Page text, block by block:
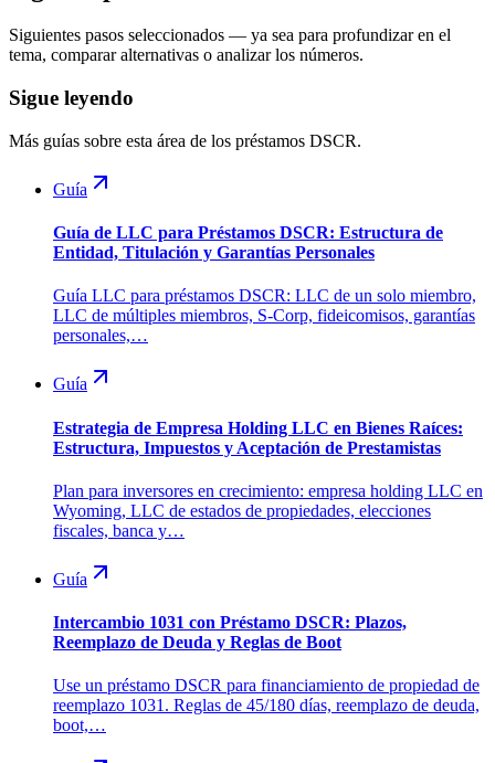
Siguientes pasos seleccionados — ya sea para profundizar en el
tema, comparar alternativas o analizar los números.
Sigue leyendo
Más guías sobre esta área de los préstamos DSCR.
Guía
Guía de LLC para Préstamos DSCR: Estructura de
Entidad, Titulación y Garantías Personales
Guía LLC para préstamos DSCR: LLC de un solo miembro,
LLC de múltiples miembros, S-Corp, fideicomisos, garantías
personales,…
Guía
Estrategia de Empresa Holding LLC en Bienes Raíces:
Estructura, Impuestos y Aceptación de Prestamistas
Plan para inversores en crecimiento: empresa holding LLC en
Wyoming, LLC de estados de propiedades, elecciones
fiscales, banca y…
Guía
Intercambio 1031 con Préstamo DSCR: Plazos,
Reemplazo de Deuda y Reglas de Boot
Use un préstamo DSCR para financiamiento de propiedad de
reemplazo 1031. Reglas de 45/180 días, reemplazo de deuda,
boot,…